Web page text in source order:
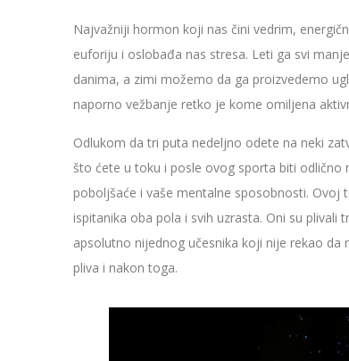
Najvažniji hormon koji nas čini vedrim,
euforiju i oslobađa nas stresa. Leti ga svi
danima, a zimi možemo da ga proizvedemo
naporno vežbanje retko je kome omiljena
Odlukom da tri puta nedeljno odete na neki
što ćete u toku i posle ovog sporta biti odlično
poboljšaće i vaše mentalne sposobnosti. Ovoj
ispitanika oba pola i svih uzrasta. Oni su
apsolutno nijednog učesnika koji nije rekao
pliva i nakon toga.